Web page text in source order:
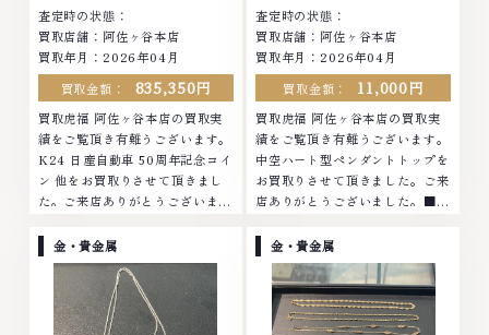
無休
中無休
査定時の状態：
買取店舗：阿佐ヶ谷本店
買取年月：2026年04月
買取金額：
835,350円
買取虎福 阿佐ヶ谷本店の買取実
績をご覧頂き有難うございます。
K24 日産自動車 50周年記念コイ
ン 他をお買取りさせて頂きまし
た。ご来店ありがとうございまし
ラチナ ダイヤモンド ブランド品
ブランド衣類 お酒買取りのこと
なら、お任せくださいなかでも
金・プラチナ等のアクセサリー・
貴金属・宝石・ダイヤモンド・ジ
査定時の状態：
買取店舗：阿佐ヶ谷本店
買取年月：2026年04月
買取金額：
11,000円
買取虎福 阿佐ヶ谷本店の買取実
績をご覧頂き有難うございます。
中空ハート型ペンダントトップを
お買取りさせて頂きました。ご来
店ありがとうございました。■地
イヤモンド ブランド品 ブランド
衣類 お酒買取りのことなら、お
任せくださいなかでも金・プラチ
ナ等のアクセサリー・貴金属・宝
石・ダイヤモンド・ジュエリーや
金・貴金属 金・貴金属